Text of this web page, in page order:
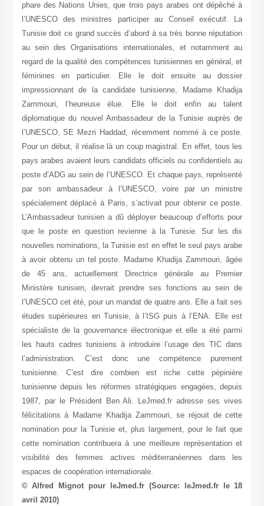
phare des Nations Unies, que trois pays arabes ont dépêché à
l’UNESCO des ministres participer au Conseil exécutif. La
Tunisie doit ce grand succès d’abord à sa très bonne réputation
au sein des Organisations internationales, et notamment au
regard de la qualité des compétences tunisiennes en général, et
féminines en particulier. Elle le doit ensuite au dossier
impressionnant de la candidate tunisienne, Madame Khadija
Zammouri, l’heureuse élue. Elle le doit enfin au talent
diplomatique du nouvel Ambassadeur de la Tunisie auprès de
l’UNESCO, SE Mezri Haddad, récemment nommé à ce poste.
Pour un début, il réalise là un coup magistral. En effet, tous les
pays arabes avaient leurs candidats officiels ou confidentiels au
poste d’ADG au sein de l’UNESCO. Et chaque pays, représenté
par son ambassadeur à l’UNESCO, voire par un ministre
spécialement déplacé à Paris, s’activait pour obtenir ce poste.
L’Ambassadeur tunisien a dû déployer beaucoup d’efforts pour
que le poste en question revienne à la Tunisie. Sur les dix
nouvelles nominations, la Tunisie est en effet le seul pays arabe
à avoir obtenu un tel poste. Madame Khadija Zammouri, âgée
de 45 ans, actuellement Directrice générale au Premier
Ministère tunisien, devrait prendre ses fonctions au sein de
l’UNESCO cet été, pour un mandat de quatre ans. Elle a fait ses
études supérieures en Tunisie, à l’ISG puis à l’ENA. Elle est
spécialiste de la gouvernance électronique et elle a été parmi
les hauts cadres tunisiens à introduire l’usage des TIC dans
l’administration. C’est donc une compétence purement
tunisienne. C’est dire combien est riche cette pépinière
tunisienne depuis les réformes stratégiques engagées, depuis
1987, par le Président Ben Ali. LeJmed.fr adresse ses vives
félicitations à Madame Khadija Zammouri, se réjouit de cette
nomination pour la Tunisie et, plus largement, pour le fait que
cette nomination contribuera à une meilleure représentation et
visibilité des femmes actives méditerranéennes dans les
espaces de coopération internationale.
© Alfred Mignot pour leJmed.fr (Source: leJmed.fr le 18
avril 2010)